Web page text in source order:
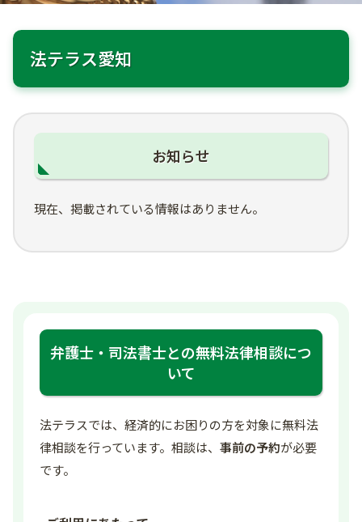
法テラス愛知
お知らせ
現在、掲載されている情報はありません。
弁護士・司法書士との無料法律相談につ
いて
法テラスでは、経済的にお困りの方を対象に無料法
律相談を行っています。相談は、事前の予約が必要
です。